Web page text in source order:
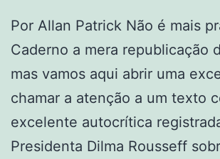
Por Allan Patrick Não é mais
Caderno a mera republicação
mas vamos aqui abrir uma
chamar a atenção a um texto
excelente autocrítica
Presidenta Dilma Rousseff